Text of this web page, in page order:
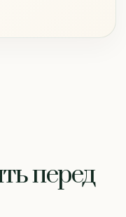
перед